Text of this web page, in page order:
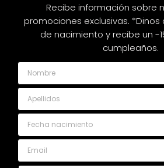
Recibe información sobre
promociones exclusivas.
de nacimiento y recibe un -
cumpleaños.
Nombre
Apellidos
Fecha nacimiento
Email